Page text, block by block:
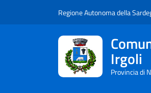
Regione Autonoma della
Irgoli
Provincia di